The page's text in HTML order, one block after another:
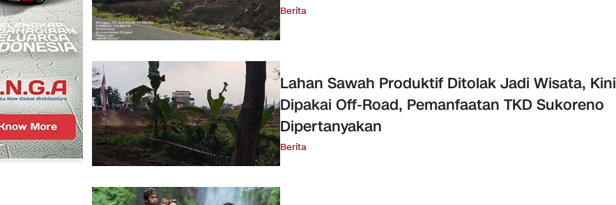
Berita
Lahan Sawah Produktif Ditolak Jadi Wisata, Kini
Dipakai Off-Road, Pemanfaatan TKD Sukoreno
Dipertanyakan
Berita